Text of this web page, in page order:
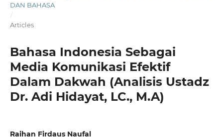
DAN BAHASA
/
Articles
Bahasa Indonesia Sebagai
Media Komunikasi Efektif
Dalam Dakwah (Analisis Ustadz
Dr. Adi Hidayat, LC., M.A)
Raihan Firdaus Naufal